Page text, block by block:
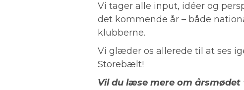
Vi tager alle input, idéer og
det kommende år – både
klubberne.
Vi glæder os allerede til at ses
Storebælt!
Vil du læse mere om årsmødet